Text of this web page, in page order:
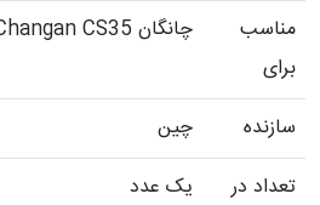
مناسب
برای
چانگان Changan CS35
سازنده
چین
تعداد در
یک عدد